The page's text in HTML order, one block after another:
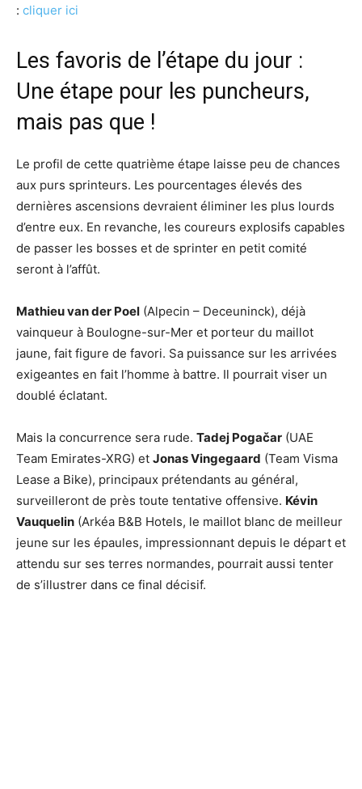
: cliquer ici
Les favoris de l’étape du jour :
Une étape pour les puncheurs,
mais pas que !
Le profil de cette quatrième étape laisse peu de chances
aux purs sprinteurs. Les pourcentages élevés des
dernières ascensions devraient éliminer les plus lourds
d’entre eux. En revanche, les coureurs explosifs capables
de passer les bosses et de sprinter en petit comité
seront à l’affût.
Mathieu van der Poel (Alpecin – Deceuninck), déjà
vainqueur à Boulogne-sur-Mer et porteur du maillot
jaune, fait figure de favori. Sa puissance sur les arrivées
exigeantes en fait l’homme à battre. Il pourrait viser un
doublé éclatant.
Mais la concurrence sera rude. Tadej Pogačar (UAE
Team Emirates-XRG) et Jonas Vingegaard (Team Visma
Lease a Bike), principaux prétendants au général,
surveilleront de près toute tentative offensive. Kévin
Vauquelin (Arkéa B&B Hotels, le maillot blanc de meilleur
jeune sur les épaules, impressionnant depuis le départ et
attendu sur ses terres normandes, pourrait aussi tenter
de s’illustrer dans ce final décisif.